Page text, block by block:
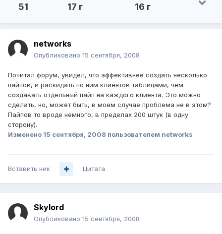
51 17 г 16 г
networks
Опубликовано 15 сентября, 2008
Почитал форум, увидел, что эффективнее создать несколько
пайпов, и раскидать по ним клиентов таблицами, чем
создавать отдельный пайп на каждого клиента. Это можно
сделать, но, может быть, в моем случае проблема не в этом?
Пайпов то вроде немного, в пределах 200 штук (в одну
сторону).
Изменено 15 сентября, 2008 пользователем networks
Вставить ник Цитата
Skylord
Опубликовано 15 сентября, 2008